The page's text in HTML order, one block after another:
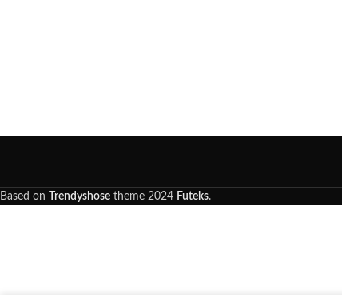
Based on Trendyshose theme 2024 Futeks.